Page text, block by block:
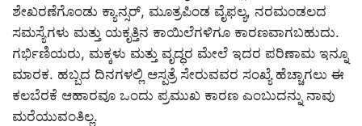
ಶೇಖರಣೆಗೊಂಡು ಕ್ಯಾನ್ಸರ್, ಮೂತ್ರಪಿಂಡ ವೈಫಲ್ಯ, ನರಮಂಡಲದ
ಸಮಸ್ಯೆಗಳು ಮತ್ತು ಯಕೃತ್ತಿನ ಕಾಯಿಲೆಗಳಿಗೂ ಕಾರಣವಾಗಬಹುದು.
ಗರ್ಭಿಣಿಯರು, ಮಕ್ಕಳು ಮತ್ತು ವೃದ್ಧರ ಮೇಲೆ ಇದರ ಪರಿಣಾಮ ಇನ್ನೂ
ಮಾರಕ. ಹಬ್ಬದ ದಿನಗಳಲ್ಲಿ ಆಸ್ಪತ್ರೆ ಸೇರುವವರ ಸಂಖ್ಯೆ ಹೆಚ್ಚಾಗಲು ಈ
ಕಲಬೆರಕೆ ಆಹಾರವೂ ಒಂದು ಪ್ರಮುಖ ಕಾರಣ ಎಂಬುದನ್ನು ನಾವು
ಮರೆಯುವಂತಿಲ್ಲ.